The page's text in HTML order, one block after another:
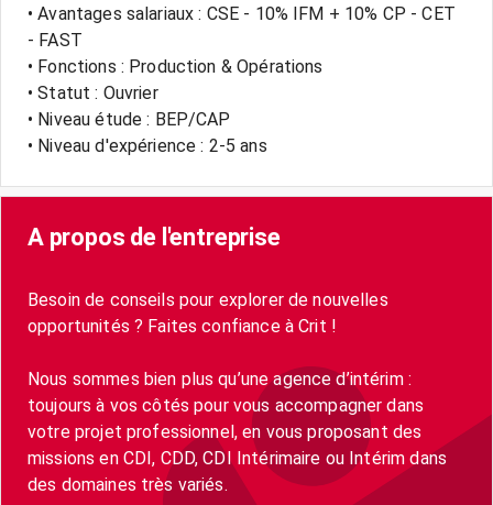
• Avantages salariaux : CSE - 10% IFM + 10% CP - CET
- FAST
• Fonctions : Production & Opérations
• Statut : Ouvrier
• Niveau étude : BEP/CAP
• Niveau d'expérience : 2-5 ans
A propos de l'entreprise
Besoin de conseils pour explorer de nouvelles
opportunités ? Faites confiance à Crit !
Nous sommes bien plus qu’une agence d’intérim :
toujours à vos côtés pour vous accompagner dans
votre projet professionnel, en vous proposant des
missions en CDI, CDD, CDI Intérimaire ou Intérim dans
des domaines très variés.